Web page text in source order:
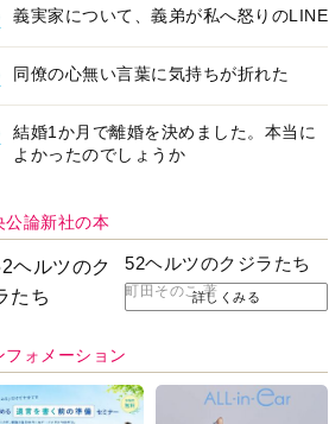
義実家について、義弟が私へ怒りのLINE
同僚の心無い言葉に気持ちが折れた
結婚1か月で離婚を決めました。本当に
よかったのでしょうか
公論新社の本
52ヘルツのクジラたち
町田そのこ 著詳しくみる
フォメーション